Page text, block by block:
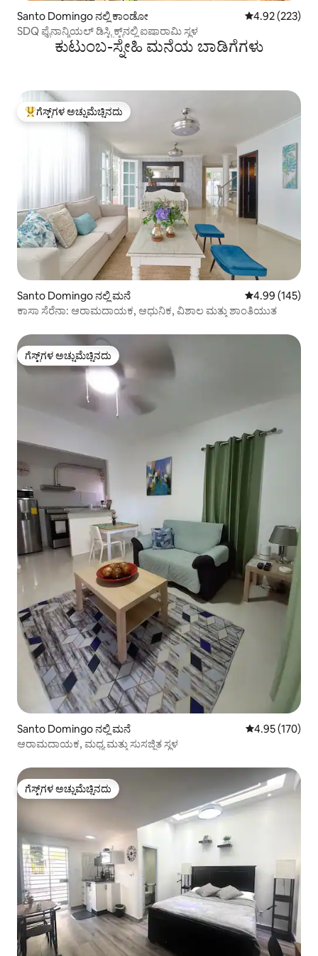
Santo Domingo ನಲ್ಲಿ ಕಾಂಡೋ 5 ರಲ್ಲಿ 4.92
4.92 (223)
SDQ ಫೈನಾನ್ಶಿಯಲ್ ಡಿಸ್ಟ್ರಿಕ್ಟ್‌ನಲ್ಲಿ ಐಷಾರಾಮಿ ಸ್ಥಳ
ಕುಟುಂಬ-ಸ್ನೇಹಿ ಮನೆಯ ಬಾಡಿಗೆಗಳು
ಗೆಸ್ಟ್‌ಗಳಿಗೆ ಅತಿ ಹೆಚ್ಚು ಅಚ್ಚುಮೆಚ್ಚಿನದು
ಗೆಸ್ಟ್‌ಗಳ ಅಚ್ಚುಮೆಚ್ಚಿನದು
Santo Domingo ನಲ್ಲಿ ಮನೆ 5 ರಲ್ಲಿ 4.99
4.99 (145)
ಕಾಸಾ ಸೆರೆನಾ: ಆರಾಮದಾಯಕ, ಆಧುನಿಕ, ವಿಶಾಲ ಮತ್ತು ಶಾಂತಿಯುತ
ಗೆಸ್ಟ್‌ಗಳ ಅಚ್ಚುಮೆಚ್ಚಿನದು
ಗೆಸ್ಟ್‌ಗಳ ಅಚ್ಚುಮೆಚ್ಚಿನದು
Santo Domingo ನಲ್ಲಿ ಮನೆ 5 ರಲ್ಲಿ 4.95
4.95 (170)
ಆರಾಮದಾಯಕ, ಮಧ್ಯ ಮತ್ತು ಸುಸಜ್ಜಿತ ಸ್ಥಳ
ಗೆಸ್ಟ್‌ಗಳ ಅಚ್ಚುಮೆಚ್ಚಿನದು
ಗೆಸ್ಟ್‌ಗಳ ಅಚ್ಚುಮೆಚ್ಚಿನದು